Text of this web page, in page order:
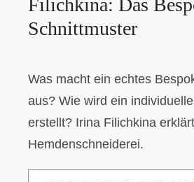
Filichkina: Das
Schnittmuster
Was macht ein echtes
aus? Wie wird ein
erstellt? Irina Filichkina
Hemdenschneiderei.